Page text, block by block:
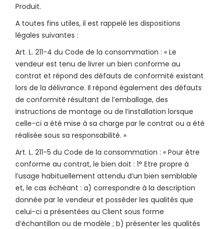
Produit.
A toutes fins utiles, il est rappelé les dispositions
légales suivantes :
Art. L. 211-4 du Code de la consommation : « Le
vendeur est tenu de livrer un bien conforme au
contrat et répond des défauts de conformité existant
lors de la délivrance. Il répond également des défauts
de conformité résultant de l’emballage, des
instructions de montage ou de l’installation lorsque
celle-ci a été mise à sa charge par le contrat ou a été
réalisée sous sa responsabilité. »
Art. L. 211-5 du Code de la consommation : « Pour être
conforme au contrat, le bien doit : 1° Etre propre à
l’usage habituellement attendu d’un bien semblable
et, le cas échéant : a) correspondre à la description
donnée par le vendeur et posséder les qualités que
celui-ci a présentées au Client sous forme
d’échantillon ou de modèle ; b) présenter les qualités